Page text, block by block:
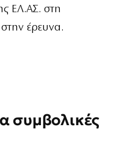
ΕΛ.ΑΣ. στη
έρευνα.
συμβολικές